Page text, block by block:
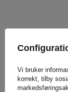
Vi bruker
korrekt, tilby